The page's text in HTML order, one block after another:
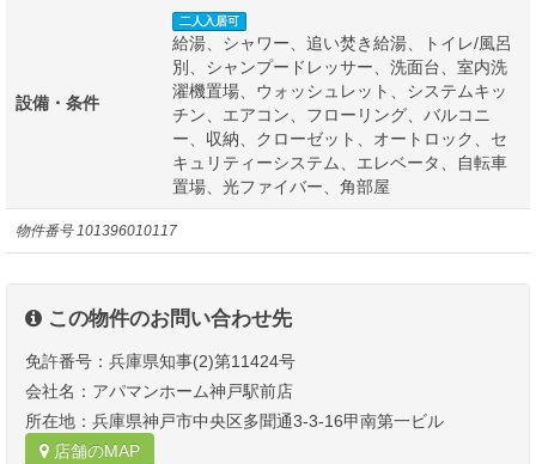
物件番号101396010117
設備・条件
二人入居可
給湯、シャワー、追い焚き給湯、トイレ/風呂
別、シャンプードレッサー、洗面台、室内洗
濯機置場、ウォッシュレット、システムキッ
チン、エアコン、フローリング、バルコニ
ー、収納、クローゼット、オートロック、セ
キュリティーシステム、エレベータ、自転車
置場、光ファイバー、角部屋
この物件のお問い合わせ先
免許番号：兵庫県知事(2)第11424号
会社名：アパマンホーム神戸駅前店
所在地：兵庫県神戸市中央区多聞通3-3-16甲南第一ビル
店舗のMAP